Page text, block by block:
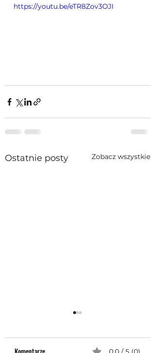
https://youtu.be/eTR8Zov3OJI
Ostatnie posty Zobacz wszystkie